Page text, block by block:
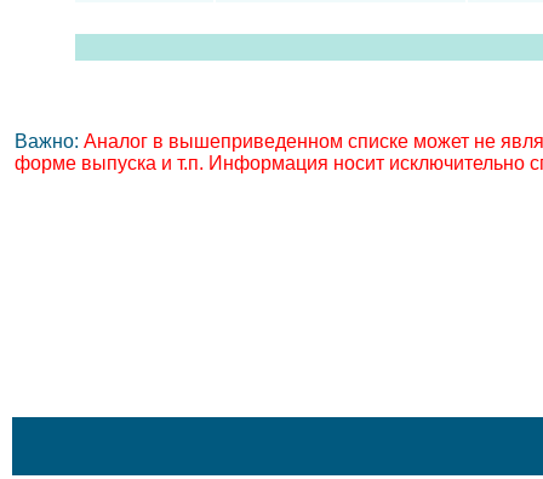
Важно: Аналог в вышеприведенном списке может не
форме выпуска и т.п. Информация носит исключительно